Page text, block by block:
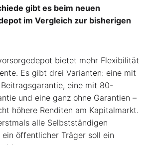
gibt es beim neuen
im Vergleich zur bisherigen
bietet mehr Flexibilität
Es gibt drei Varianten: eine mit
eine mit 80-
und eine ganz ohne Garantien –
höhere Renditen am Kapitalmarkt.
alle Selbstständigen
ein öffentlicher Träger soll ein